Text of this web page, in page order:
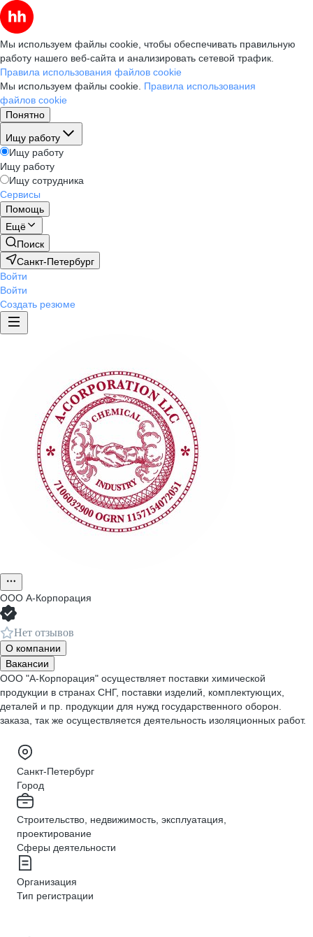
Мы используем файлы cookie, чтобы обеспечивать правильную
работу нашего веб-сайта и анализировать сетевой трафик.
Правила использования файлов cookie
Мы используем файлы cookie. Правила использования
файлов cookie
Понятно
Ищу работу
Ищу работу
Ищу работу
Ищу сотрудника
Сервисы
Помощь
Ещё
Поиск
Санкт-Петербург
Войти
Войти
Создать резюме
ООО А-Корпорация
Нет отзывов
О компании
Вакансии
ООО "А-Корпорация" осуществляет поставки химической
продукции в странах СНГ, поставки изделий, комплектующих,
деталей и пр. продукции для нужд государственного оборон.
заказа, так же осуществляется деятельность изоляционных работ.
Санкт-Петербург
Город
Строительство, недвижимость, эксплуатация,
проектирование
Сферы деятельности
Организация
Тип регистрации